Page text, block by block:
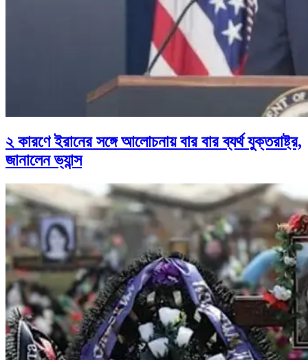
২ কারণে ইরানের সঙ্গে আলোচনায় বার বার ব্যর্থ যুক্তরাষ্ট্র,
জানালেন ভ্যান্স